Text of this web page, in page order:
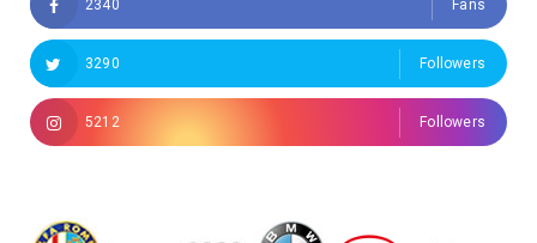
2340 Fans
3290 Followers
5212 Followers